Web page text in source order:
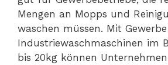
Mengen an Mopps und
waschen müssen. Mit
Industriewaschmaschinen im
bis 20kg können